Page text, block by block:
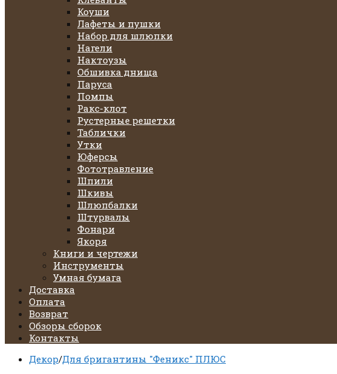
Коуши
Лафеты и пушки
Набор для шлюпки
Нагели
Нактоузы
Обшивка днища
Паруса
Помпы
Ракс-клот
Рустерные решетки
Таблички
Утки
Юферсы
Фототравление
Шпили
Шкивы
Шлюпбалки
Штурвалы
Фонари
Якоря
Книги и чертежи
Инструменты
Умная бумага
Доставка
Оплата
Возврат
Обзоры сборок
Контакты
Декор/Для бригантины "Феникс" ПЛЮС